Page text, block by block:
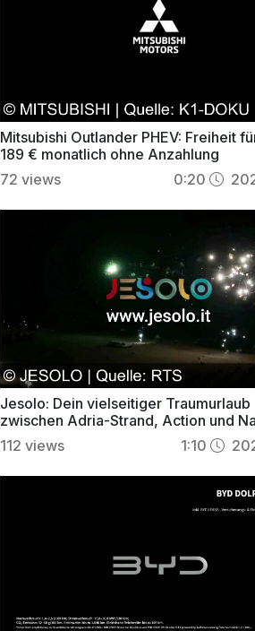
Mitsubishi Outlander PHEV: Freiheit
189 € monatlich ohne Anzahlung
72 views 0:20
Jesolo: Dein vielseitiger Traumurlaub
zwischen Adria-Strand, Action und
112 views 1:10